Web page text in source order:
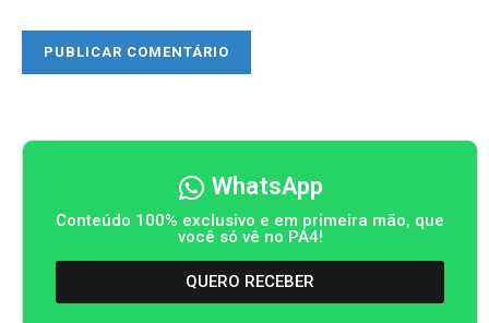
WhatsApp
Conteúdo 100% exclusivo e em primeira mão, que
você só vê no PA4!
QUERO RECEBER